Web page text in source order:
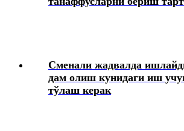
Сменали жадвалда
дам олиш кунидаги иш
тўлаш керак